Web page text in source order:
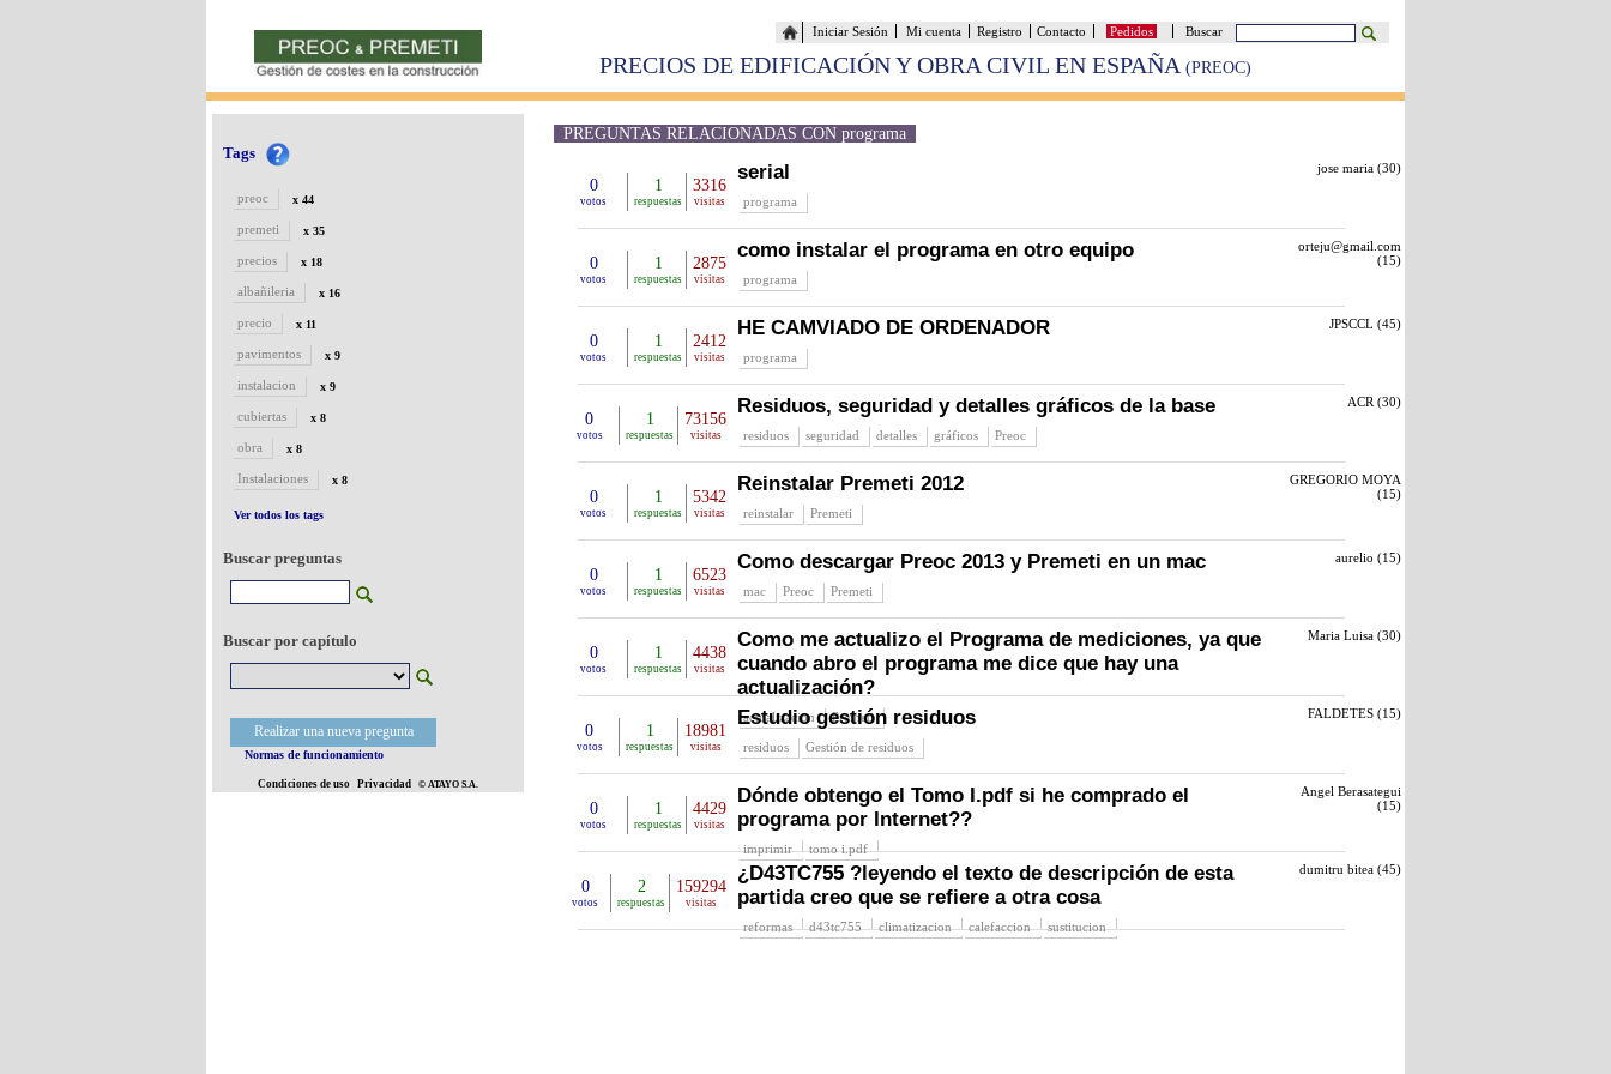
Buscar
Pedidos
Contacto
Registro
Mi cuenta
Iniciar Sesión
PRECIOS DE EDIFICACIÓN Y OBRA CIVIL EN ESPAÑA (PREOC)
Tags
preoc x 44
premeti x 35
precios x 18
albañileria x 16
precio x 11
pavimentos x 9
instalacion x 9
cubiertas x 8
obra x 8
Instalaciones x 8
Ver todos los tags
Buscar preguntas
Buscar por capítulo
Realizar una nueva pregunta
Normas de funcionamiento
Condiciones de uso Privacidad © ATAYO S.A.
PREGUNTAS RELACIONADAS CON programa
0
votos
1
respuestas
3316
visitas
serial
programa
jose maria (30)
0
votos
1
respuestas
2875
visitas
como instalar el programa en otro equipo
programa
orteju@gmail.com
(15)
0
votos
1
respuestas
2412
visitas
HE CAMVIADO DE ORDENADOR
programa
JPSCCL (45)
0
votos
1
respuestas
73156
visitas
Residuos, seguridad y detalles gráficos de la base
residuos seguridad detalles gráficos Preoc
ACR (30)
0
votos
1
respuestas
5342
visitas
Reinstalar Premeti 2012
reinstalar Premeti
GREGORIO MOYA
(15)
0
votos
1
respuestas
6523
visitas
Como descargar Preoc 2013 y Premeti en un mac
mac Preoc Premeti
aurelio (15)
0
votos
1
respuestas
4438
visitas
Como me actualizo el Programa de mediciones, ya que
cuando abro el programa me dice que hay una
actualización?
actualizacion Premeti
Maria Luisa (30)
0
votos
1
respuestas
18981
visitas
Estudio gestión residuos
residuos Gestión de residuos
FALDETES (15)
0
votos
1
respuestas
4429
visitas
Dónde obtengo el Tomo I.pdf si he comprado el
programa por Internet??
imprimir tomo i.pdf
Angel Berasategui
(15)
0
votos
2
respuestas
159294
visitas
¿D43TC755 ?leyendo el texto de descripción de esta
partida creo que se refiere a otra cosa
reformas d43tc755 climatizacion calefaccion sustitucion
dumitru bitea (45)